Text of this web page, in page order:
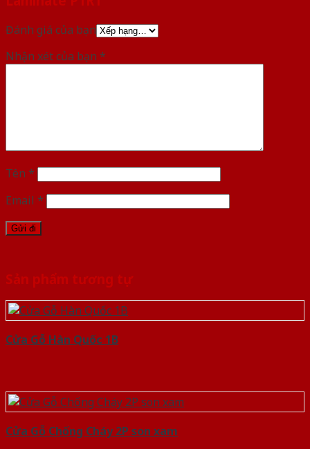
Đánh giá của bạn
Nhận xét của bạn *
Tên *
Email *
Sản phẩm tương tự
Cửa Gỗ Hàn Quốc 1B
Cửa Gỗ Chống Cháy 2P son xam